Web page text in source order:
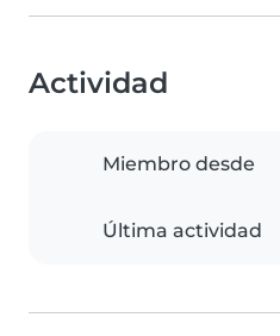
Actividad
Miembro desde
Última actividad